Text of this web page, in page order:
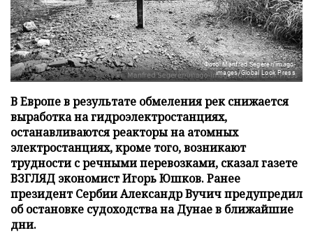
Фото: Manfred Segerer/imago-
images/Global Look Press
В Европе в результате обмеления рек снижается
выработка на гидроэлектростанциях,
останавливаются реакторы на атомных
электростанциях, кроме того, возникают
трудности с речными перевозками, сказал газете
ВЗГЛЯД экономист Игорь Юшков. Ранее
президент Сербии Александр Вучич предупредил
об остановке судоходства на Дунае в ближайшие
дни.